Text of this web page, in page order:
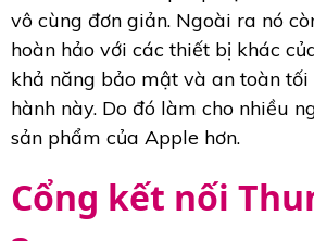
vô cùng đơn giản. Ngoài ra nó
hoàn hảo với các thiết bị khác
khả năng bảo mật và an toàn
hành này. Do đó làm cho nhiều
sản phẩm của Apple hơn.
Cổng kết nối